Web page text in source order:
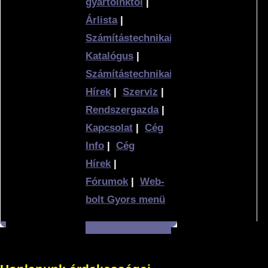
Árlista|
Számítástechnikai
Katalógus |
Számítástechnikai
Hírek| Szerviz |
Rendszergazda|
Kapcsolat | Cég
Info | Cég
Hírek|
Fórumok| Web-
bolt Gyors menü